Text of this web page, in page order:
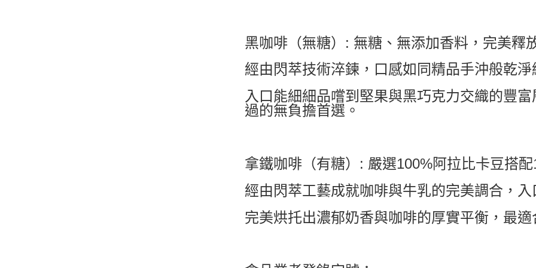
黑咖啡（無糖）: 無糖、無添加香料，完美釋
經由閃萃技術淬鍊，口感如同精品手沖般乾
入口能細細品嚐到堅果與黑巧克力交織的豐
過的無負擔首選。
拿鐵咖啡（有糖）: 嚴選100%阿拉比卡豆搭
經由閃萃工藝成就咖啡與牛乳的完美調合，
完美烘托出濃郁奶香與咖啡的厚實平衡，最